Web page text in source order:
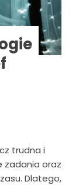
trudna i
zadania oraz
Dlatego,